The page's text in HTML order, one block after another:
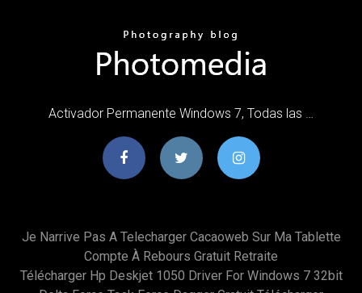
Activador Permanente Windows 7, Todas las …
Je Narrive Pas A Telecharger Cacaoweb Sur Ma Tablette
Compte À Rebours Gratuit Retraite
Télécharger Hp Deskjet 1050 Driver For Windows 7 32bit